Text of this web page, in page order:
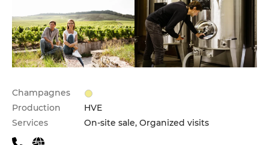
Champagnes
Production
HVE
Services
On-site sale, Organized visits